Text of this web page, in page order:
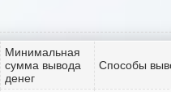
Минимальная
сумма вывода
денег
Способы